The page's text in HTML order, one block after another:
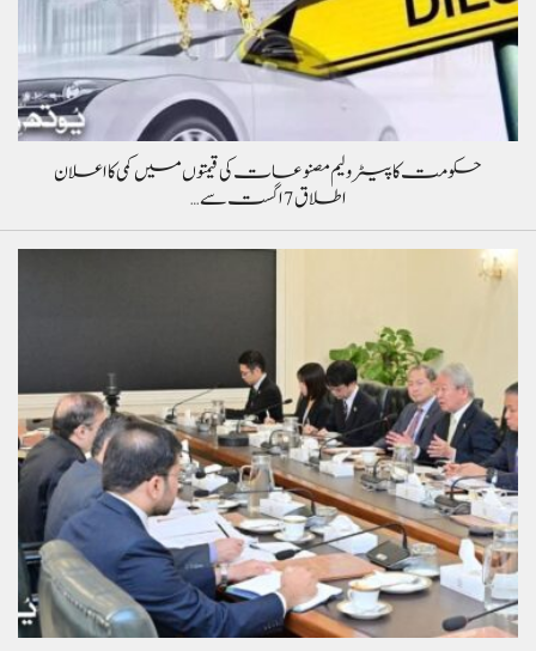
حکومت کا پیٹرولیم مصنوعات کی قیمتوں میں کمی کا اعلان
اطلاق 7 اگست سے…